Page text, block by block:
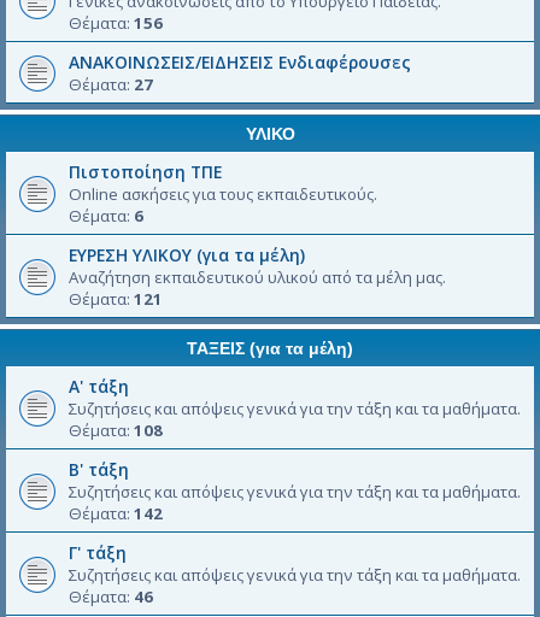
η
Θέματα: 156
ΑΝΑΚΟΙΝΩΣΕΙΣ/ΕΙΔΗΣΕΙΣ Ενδιαφέρουσες
Θέματα: 27
ΥΛΙΚΟ
Πιστοποίηση ΤΠΕ
Online ασκήσεις για τους εκπαιδευτικούς.
Θέματα: 6
ΕΥΡΕΣΗ ΥΛΙΚΟΥ (για τα μέλη)
Αναζήτηση εκπαιδευτικού υλικού από τα μέλη μας.
Θέματα: 121
ΤΑΞΕΙΣ (για τα μέλη)
Α' τάξη
Συζητήσεις και απόψεις γενικά για την τάξη και τα μαθήματα.
Θέματα: 108
Β' τάξη
Συζητήσεις και απόψεις γενικά για την τάξη και τα μαθήματα.
Θέματα: 142
Γ' τάξη
Συζητήσεις και απόψεις γενικά για την τάξη και τα μαθήματα.
Θέματα: 46